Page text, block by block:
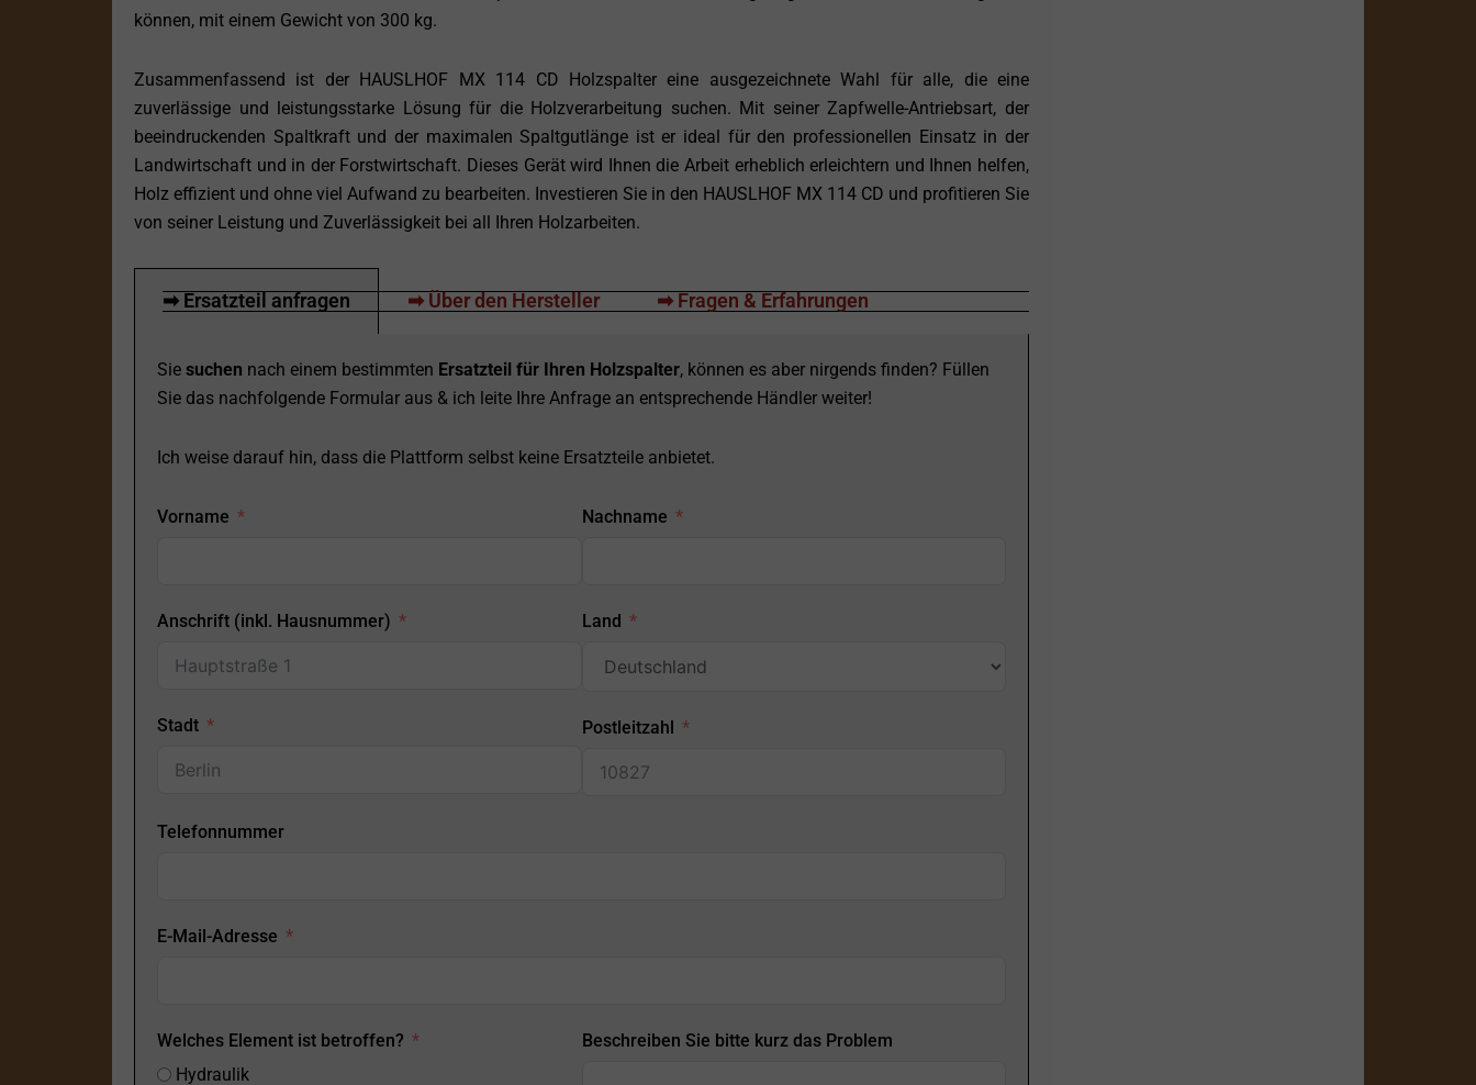
können, mit einem Gewicht von 300 kg.
Zusammenfassend ist der HAUSLHOF MX 114 CD Holzspalter eine ausgezeichnete Wahl für alle, die eine
zuverlässige und leistungsstarke Lösung für die Holzverarbeitung suchen. Mit seiner Zapfwelle-Antriebsart, der
beeindruckenden Spaltkraft und der maximalen Spaltgutlänge ist er ideal für den professionellen Einsatz in der
Landwirtschaft und in der Forstwirtschaft. Dieses Gerät wird Ihnen die Arbeit erheblich erleichtern und Ihnen helfen,
Holz effizient und ohne viel Aufwand zu bearbeiten. Investieren Sie in den HAUSLHOF MX 114 CD und profitieren Sie
von seiner Leistung und Zuverlässigkeit bei all Ihren Holzarbeiten.
➡ Ersatzteil anfragen ➡ Über den Hersteller ➡ Fragen & Erfahrungen
Sie suchen nach einem bestimmten Ersatzteil für Ihren Holzspalter, können es aber nirgends finden? Füllen
Sie das nachfolgende Formular aus & ich leite Ihre Anfrage an entsprechende Händler weiter!
Ich weise darauf hin, dass die Plattform selbst keine Ersatzteile anbietet.
Vorname Nachname
Anschrift (inkl. Hausnummer)
Stadt
Land
Postleitzahl
Telefonnummer
E-Mail-Adresse
Welches Element ist betroffen?
Hydraulik
Beschreiben Sie bitte kurz das Problem